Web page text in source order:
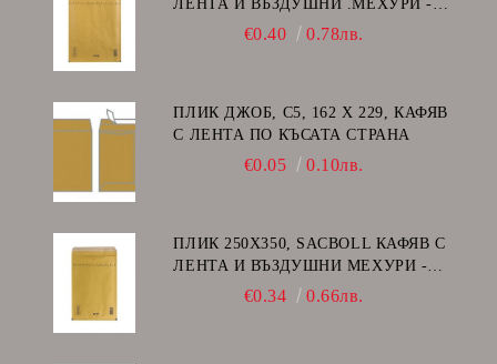
ЛЕНТА И ВЪЗДУШНИ .МЕХУРИ -
€0.40 0.78лв.
ПЛИК ДЖОБ, C5, 162 Х 229, КАФЯВ
С ЛЕНТА ПО КЪСАТА СТРАНА
€0.05 0.10лв.
ПЛИК 250Х350, SACBOLL КАФЯВ С
ЛЕНТА И ВЪЗДУШНИ МЕХУРИ -
€0.34 0.66лв.